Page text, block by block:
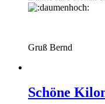
Gruß Bernd
Schöne